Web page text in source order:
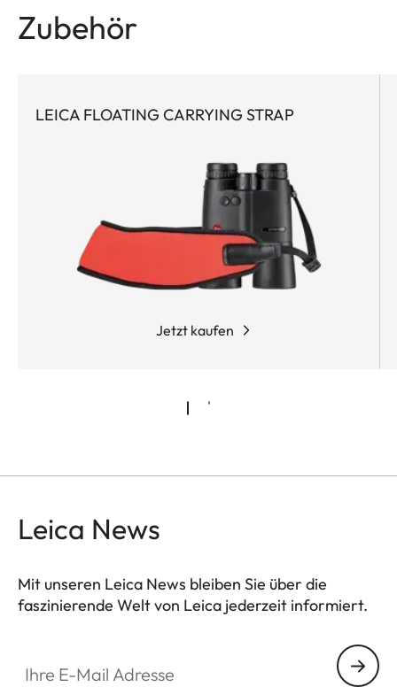
hochpräzisem Laser der Klasse 1. Nie zuvor waren
verpackt. Extrem leistungsstark und funktionell
aktiven Jäger, der eine kompakte
Ausrüstung schätzt und jederzeit die verlässliche
ballistische Lösung für alle Nah- und Weitschüsse
Zubehör
LEICA FLOATING CARRYING STRAP
Jetzt kaufen
Leica News
Mit unseren Leica News bleiben Sie über die
faszinierende Welt von Leica jederzeit informiert.